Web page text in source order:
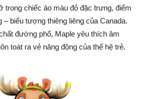
trong chiếc áo màu đỏ đặc trưng, điểm
– biểu tượng thiêng liêng của Canada.
đường phố, Maple yêu thích âm
toát ra vẻ năng động của thế hệ trẻ.